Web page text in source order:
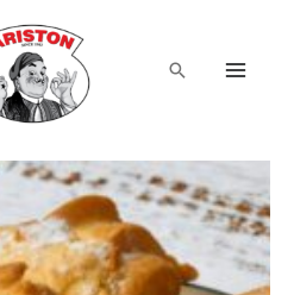
Αναζήτηση